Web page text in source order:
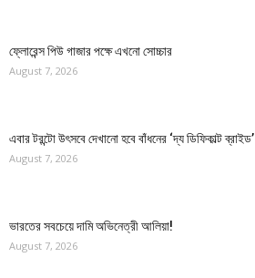
ফ্লোরেন্স পিউ গাজার পক্ষে এখনো সোচ্চার
August 7, 2026
এবার টরন্টো উৎসবে দেখানো হবে বাঁধনের ‘দ্য ডিফিকাল্ট ব্রাইড’
August 7, 2026
ভারতের সবচেয়ে দামি অভিনেত্রী আলিয়া!
August 7, 2026